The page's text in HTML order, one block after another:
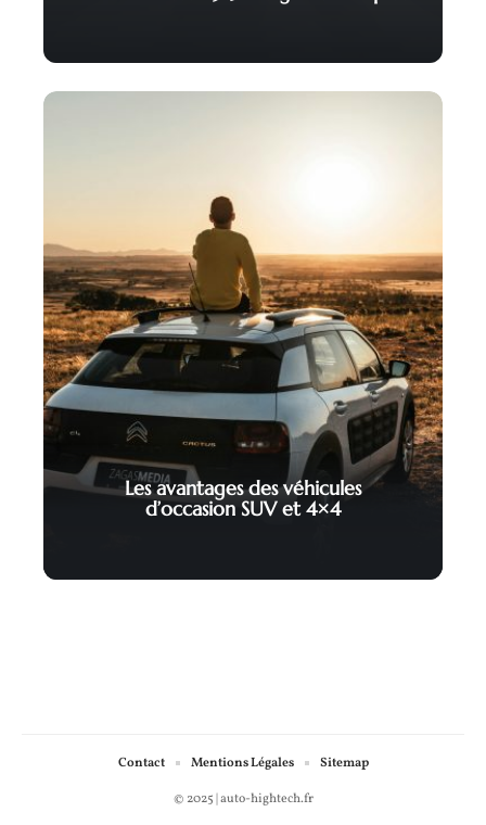
Les avantages des véhicules
d’occasion SUV et 4×4
© 2025 | auto-hightech.fr
Contact Mentions Légales Sitemap